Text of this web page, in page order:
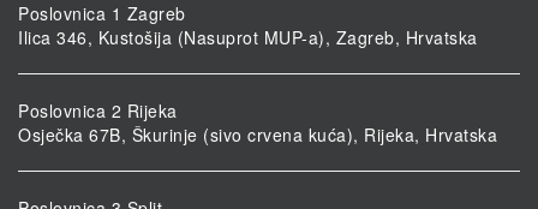
Poslovnica 1 Zagreb
Ilica 346, Kustošija (Nasuprot MUP-a), Zagreb, Hrvatska
Poslovnica 2 Rijeka
Osječka 67B, Škurinje (sivo crvena kuća), Rijeka, Hrvatska